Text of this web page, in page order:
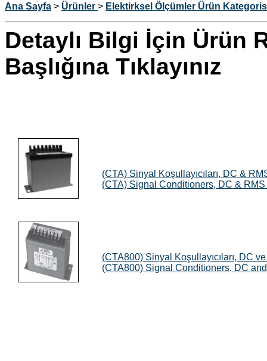
Ana Sayfa > Ürünler > Elektirksel Ölçümler Ürün
Detaylı Bilgi İçin Ürün
Başlığına Tıklayınız
(CTA) Sinyal Koşullayıcıları, DC &
(CTA) Signal Conditioners, DC &
(CTA800) Sinyal Koşullayıcıları, DC
(CTA800) Signal Conditioners, DC